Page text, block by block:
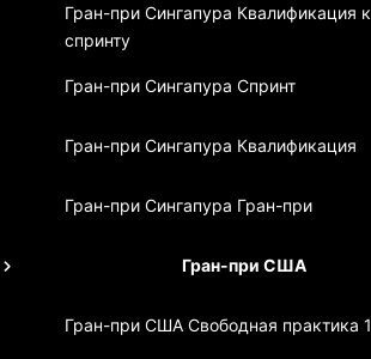
Гран-при Сингапура Квалификация к
спринту
Гран-при Сингапура Спринт
Гран-при Сингапура Квалификация
Гран-при Сингапура Гран-при
Гран-при США
Гран-при США Свободная практика 1